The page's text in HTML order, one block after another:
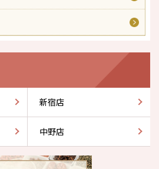
新宿店
中野店